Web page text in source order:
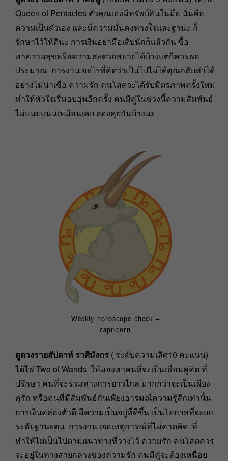
Queen of Pentacles ตัวคุณเองมีทรัพย์สินในมือ นั่นคือ
ความเป็นตัวเอง และมีความมั่นคงทางใจและฐานะ ก็
รักษาไว้ให้ดีนะ การเงินอย่ามือเติบนักก็แล้วกัน ซื้อ
หาความสุขหรือความสะดวกสบายได้บ้างแต่ก็ควรพอ
ประมาณ การงาน อะไรที่คิดว่าเป็นไปไม่ได้คุณกลับทำได้
อย่างไม่น่าเชื่อ ความรัก คนโสดจะได้รับมิตรภาพครั้งใหม่
ทำให้หัวใจเริ่มอบอุ่นอีกครั้ง คนมีคู่ในช่วงนี้ความสัมพันธ์
ไม่แนบแน่นเหมือนเคย ลองคุยกันบ้างนะ
Weekly horoscope check –
capricorn
ดูดวงรายสัปดาห์ ราศีมังกร ( ระดับความเลิศ10 คะแนน)
ได้ไพ่ Two of Wands ให้มองหาคนที่จะเป็นเพื่อนคู่คิด ที่
ปรึกษา คนที่จะร่วมทางการยาวไกล มากกว่าจะเป็นเพียง
คู่รัก หรือคนที่มีสัมพันธ์กันเพียงอารมณ์ความรู้สึกเท่านั้น
การเงินคล่องตัวดี มีความเป็นอยู่ที่ดีขึ้น เป็นโอกาสที่จะยก
ระดับฐานะตน การงาน เจอเหตุการณ์ที่ไม่คาดคิด ที่
ทำให้ไม่เป็นไปตามแนวทางที่วางไว้ ความรัก คนโสดควร
จะอยู่ในทางสายกลางของความรัก คนมีคู่จะต้องเหนื่อย